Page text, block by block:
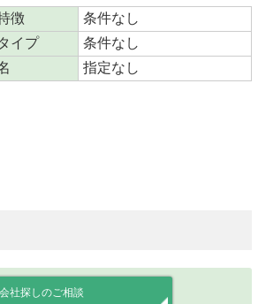
徴
条件なし
イプ
条件なし
指定なし
社探しのご相談